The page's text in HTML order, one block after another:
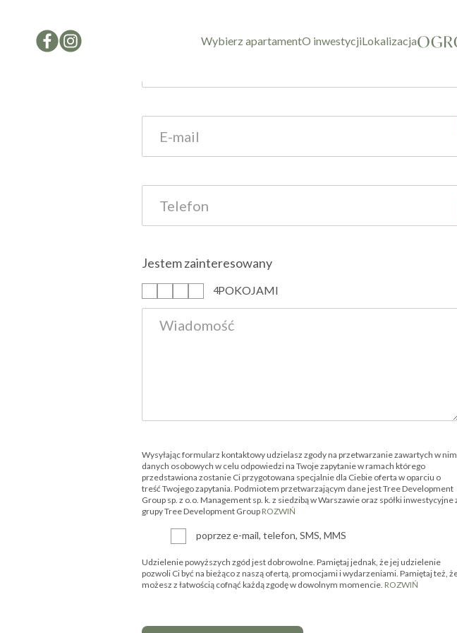
Wybierz apartamentO inwestycjiLokalizacja
Jestem zainteresowany
4POKOJAMI
Wysyłając formularz kontaktowy udzielasz zgody na przetwarzanie zawartych w nim
danych osobowych w celu odpowiedzi na Twoje zapytanie w ramach którego
przedstawiona zostanie Ci przygotowana specjalnie dla Ciebie oferta w oparciu o
treść Twojego zapytania. Podmiotem przetwarzającym dane jest Tree Development
Group sp. z o.o. Management sp. k. z siedzibą w Warszawie oraz spółki inwestycyjne
grupy Tree Development Group ROZWIŃ
poprzez e-mail, telefon, SMS, MMS
Udzielenie powyższych zgód jest dobrowolne. Pamiętaj jednak, że jej udzielenie
pozwoli Ci być na bieżąco z naszą ofertą, promocjami i wydarzeniami. Pamiętaj też,
możesz z łatwością cofnąć każdą zgodę w dowolnym momencie. ROZWIŃ